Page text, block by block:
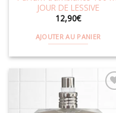
du
produit
JOUR DE LESSIVE
12,90€
AJOUTER AU PANIER